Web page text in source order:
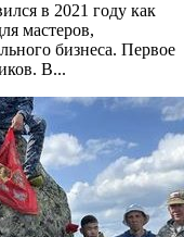
в 2021 году как
мастеров,
бизнеса. Первое
В...